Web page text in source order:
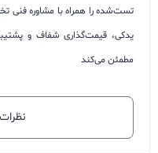
تست‌شده را همراه با مشاوره فنی
یدکی، قیمت‌گذاری شفاف و
مطمئن می‌کند